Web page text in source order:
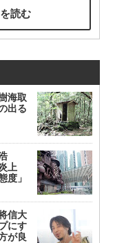
読む
海取
出る
上
度」
信大
にす
が良